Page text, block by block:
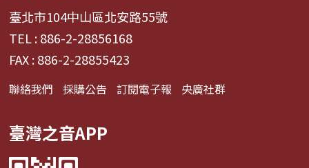
臺北市104中山區北安路55號
TEL : 886-2-28856168
FAX : 886-2-28855423
聯絡我們 採購公告 訂閱電子報 央廣社群
臺灣之音APP